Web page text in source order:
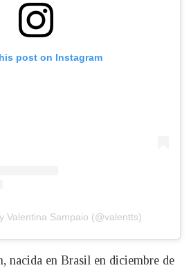
post on Instagram
Valentina Sampaio (@valentts)
nacida en Brasil en diciembre de